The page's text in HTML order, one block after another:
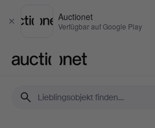
Schließen
Auctionet
Verfügbar auf Google Play